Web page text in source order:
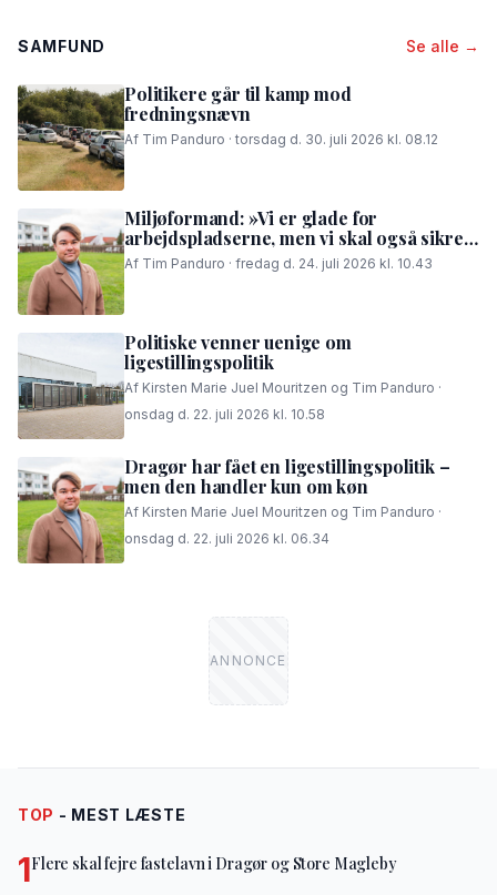
SAMFUND Se alle →
Politikere går til kamp mod
fredningsnævn
Af Tim Panduro · torsdag d. 30. juli 2026 kl. 08.12
Miljøformand: »Vi er glade for
arbejdspladserne, men vi skal også sikre,
at folk i området kan få en god nattesøvn«
Af Tim Panduro · fredag d. 24. juli 2026 kl. 10.43
Politiske venner uenige om
ligestillingspolitik
Af Kirsten Marie Juel Mouritzen og Tim Panduro ·
onsdag d. 22. juli 2026 kl. 10.58
Dragør har fået en ligestillingspolitik –
men den handler kun om køn
Af Kirsten Marie Juel Mouritzen og Tim Panduro ·
onsdag d. 22. juli 2026 kl. 06.34
TOP - MEST LÆSTE
1Flere skal fejre fastelavn i Dragør og Store Magleby